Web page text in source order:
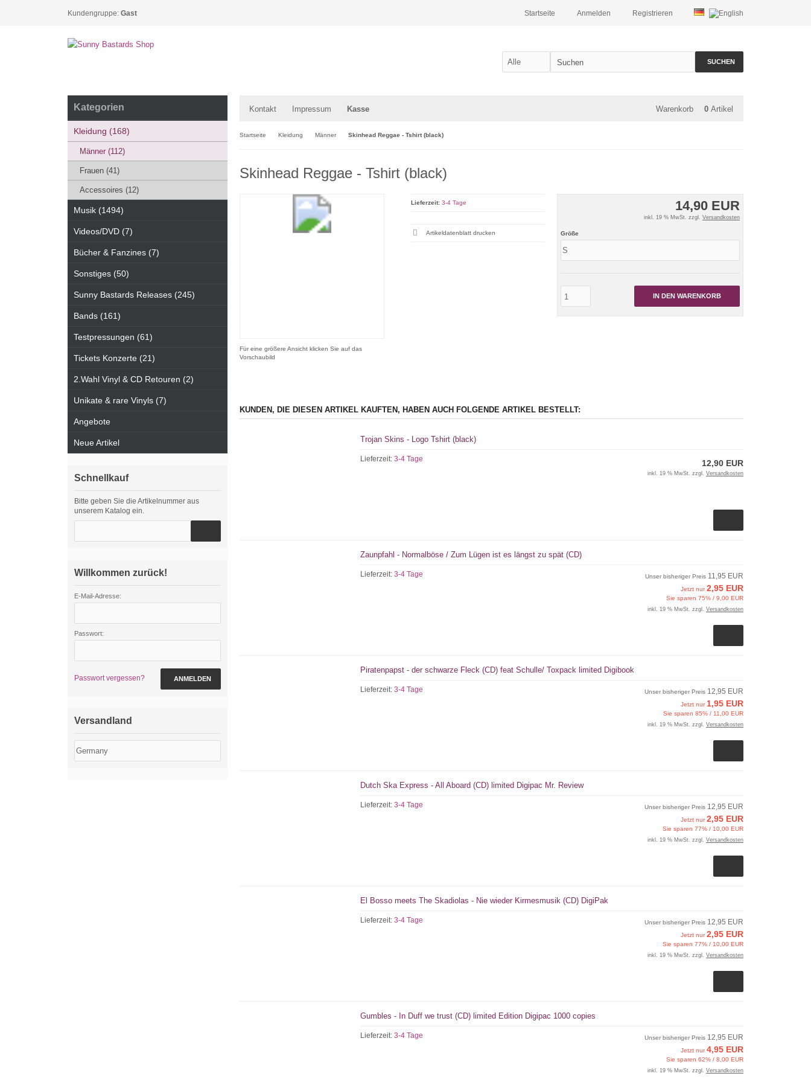
Kundengruppe: Gast Registrieren
Anmelden
Startseite
SUCHEN
Kontakt Impressum Kasse Warenkorb 0 Artikel
Startseite Kleidung Männer Skinhead Reggae - Tshirt (black)
Skinhead Reggae - Tshirt (black)
Für eine größere Ansicht klicken Sie auf das
Vorschaubild
14,90 EUR
inkl. 19 % MwSt. zzgl. Versandkosten
Größe
IN DEN WARENKORB
Lieferzeit: 3-4 Tage
Artikeldatenblatt drucken
KUNDEN, DIE DIESEN ARTIKEL KAUFTEN, HABEN AUCH FOLGENDE ARTIKEL BESTELLT:
Trojan Skins - Logo Tshirt (black)
Lieferzeit:3-4 Tage 12,90 EUR
inkl. 19 % MwSt. zzgl. Versandkosten
Zaunpfahl - Normalböse / Zum Lügen ist es längst zu spät (CD)
Lieferzeit:3-4 Tage Unser bisheriger Preis 11,95 EUR
Jetzt nur2,95 EUR
Sie sparen 75% / 9,00 EUR
inkl. 19 % MwSt. zzgl. Versandkosten
Piratenpapst - der schwarze Fleck (CD) feat Schulle/ Toxpack limited Digibook
Lieferzeit:3-4 Tage Unser bisheriger Preis 12,95 EUR
Jetzt nur 1,95 EUR
Sie sparen 85% / 11,00 EUR
inkl. 19 % MwSt. zzgl. Versandkosten
Dutch Ska Express - All Aboard (CD) limited Digipac Mr. Review
Lieferzeit:3-4 Tage Unser bisheriger Preis 12,95 EUR
Jetzt nur2,95 EUR
Sie sparen 77% / 10,00 EUR
inkl. 19 % MwSt. zzgl. Versandkosten
El Bosso meets The Skadiolas - Nie wieder Kirmesmusik (CD) DigiPak
Lieferzeit:3-4 Tage Unser bisheriger Preis 12,95 EUR
Jetzt nur2,95 EUR
Sie sparen 77% / 10,00 EUR
inkl. 19 % MwSt. zzgl. Versandkosten
Gumbles - In Duff we trust (CD) limited Edition Digipac 1000 copies
Lieferzeit:3-4 Tage Unser bisheriger Preis 12,95 EUR
Jetzt nur4,95 EUR
Sie sparen 62% / 8,00 EUR
inkl. 19 % MwSt. zzgl. Versandkosten
Kategorien
Kleidung (168)
Männer (112)
Frauen (41)
Accessoires (12)
Musik (1494)
Videos/DVD (7)
Bücher & Fanzines (7)
Sonstiges (50)
Sunny Bastards Releases (245)
Bands (161)
Testpressungen (61)
Tickets Konzerte (21)
2.Wahl Vinyl & CD Retouren (2)
Unikate & rare Vinyls (7)
Angebote
Neue Artikel
Schnellkauf
Bitte geben Sie die Artikelnummer aus
unserem Katalog ein.
Willkommen zurück!
E-Mail-Adresse:
Passwort:
Passwort vergessen? ANMELDEN
Versandland